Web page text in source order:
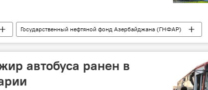
Государственный нефтяной фонд Азербайджана (ГНФАР)
автобуса ранен в